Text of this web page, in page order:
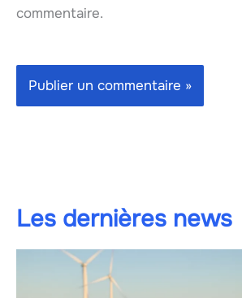
commentaire.
Les dernières news